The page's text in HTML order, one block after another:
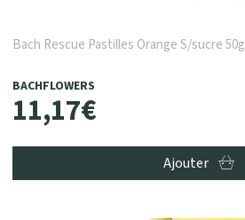
Bach Rescue Pastilles Orange S/sucre 50g
BACHFLOWERS
11,17€
Ajouter